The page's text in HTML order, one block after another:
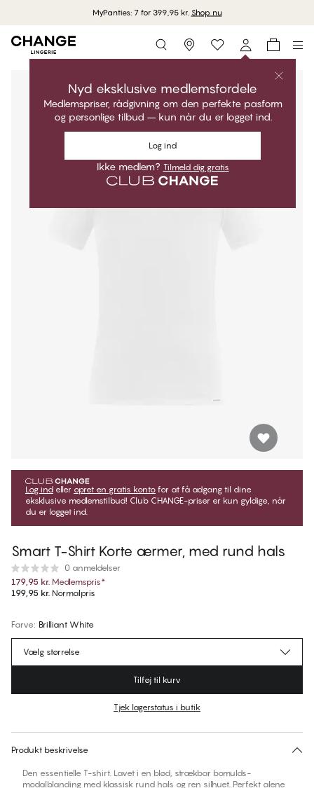
MyPanties: 7 for 399,95 kr. Shop nu
Storefinder
Nyd eksklusive medlemsfordele
Medlemspriser, rådgivning om den perfekte pasform
og personlige tilbud – kun når du er logget ind.
Log ind
Ikke medlem? Tilmeld dig gratis
Log ind eller opret en gratis konto for at få adgang til dine
eksklusive medlemstilbud! Club CHANGE-priser er kun gyldige, når
du er logget ind.
Smart T-Shirt Korte ærmer, med rund hals
0 anmeldelser
179,95 kr. Medlemspris*
199,95 kr. Normalpris
Farve: Brilliant White
Ingen foreslåede størrelse for dette item
Vælg størrelse
Tilføj til kurv
Tjek lagerstatus i butik
Produkt beskrivelse
Den essentielle T-shirt. Lavet i en blød, strækbar bomulds-
modalblanding med klassisk rund hals og ren silhuet. Perfekt alene